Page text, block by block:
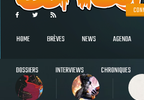
HOME BRÈVES NEWS AGENDA
DOSSIERS INTERVIEWS CHRONIQUES